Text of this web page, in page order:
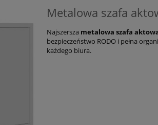
Metalowa szafa
Najszersza metalowa szafa aktowa
bezpieczeństwo RODO i pełna
każdego biura.